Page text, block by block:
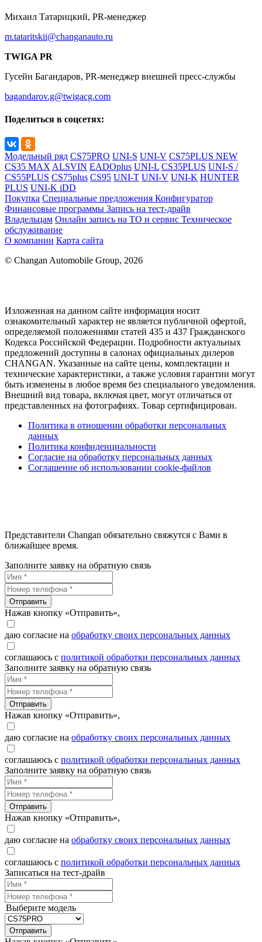
Михаил Татарицкий, PR-менеджер
m.tataritskii@changanauto.ru
TWIGA PR
Гусейн Багандаров, PR-менеджер внешней пресс-службы
bagandarov.g@twigacg.com
Поделиться в соцсетях:
Модельный ряд CS75PRO UNI-S UNI-V CS75PLUS NEW
CS35 MAX ALSVIN EADOplus UNI-L CS35PLUS UNI-S /
CS55PLUS CS75plus CS95 UNI-T UNI-V UNI-K HUNTER
PLUS UNI-K iDD
Покупка Специальные предложения Конфигуратор
Финансовые программы Запись на тест-драйв
Владельцам Онлайн запись на ТО и сервис Техническое
обслуживание
О компании Карта сайта
© Changan Automobile Group, 2026
Изложенная на данном сайте информация носит
ознакомительный характер не является публичной офертой,
определяемой положениями статей 435 и 437 Гражданского
Кодекса Российской Федерации. Подробности актуальных
предложений доступны в салонах официальных дилеров
CHANGAN. Указанные на сайте цены, комплектации и
технические характеристики, а также условия гарантии могут
быть изменены в любое время без специального уведомления.
Внешний вид товара, включая цвет, могут отличаться от
представленных на фотографиях. Товар сертифицирован.
Политика в отношении обработки персональных
данных
Политика конфиденциальности
Согласие на обработку персональных данных
Соглашение об использовании cookie-файлов
Представители Changan обязательно свяжутся с Вами в
ближайшее время.
Заполните заявку на обратную связь
Отправить
Нажав кнопку «Отправить»,
даю согласие на обработку своих персональных данных
соглашаюсь с политикой обработки персональных данных
Заполните заявку на обратную связь
Отправить
Нажав кнопку «Отправить»,
даю согласие на обработку своих персональных данных
соглашаюсь с политикой обработки персональных данных
Заполните заявку на обратную связь
Отправить
Нажав кнопку «Отправить»,
даю согласие на обработку своих персональных данных
соглашаюсь с политикой обработки персональных данных
Записаться на тест-драйв
Выберите модель
Отправить